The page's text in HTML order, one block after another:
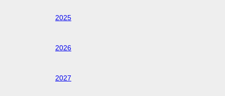
2025
2026
2027